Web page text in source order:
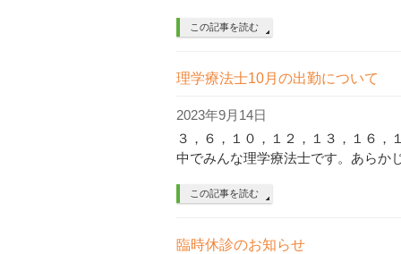
この記事を読む
理学療法士10月の出勤について
2023年9月14日
３，６，１０，１２，１３，１６，
中でみんな理学療法士です。あらか
この記事を読む
臨時休診のお知らせ